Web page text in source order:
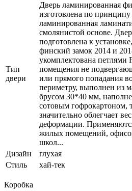
Тип
двери
Дверь ламинированная
изготовлена по
ламинированная
смолянистой основе.
подготовлена к
финский замок 2014 и
укомплектована петлями
помещения не
или прямого попадания
периметру, выполнен из
брусом 30*40 мм,
сотовым гофрокартоном,
значительно облегчает
деформации.
жилых помещений,
школ...
Дизайн
глухая
Стиль
хай-тек
Коробка